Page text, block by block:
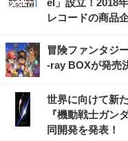
el」設立！2018
レコードの商品
冒険ファンタジ
-ray BOXが発売
世界に向けて新
『機動戦士ガン
同開発を発表！